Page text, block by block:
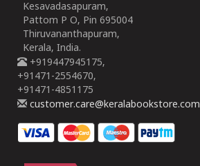
Kesavadasapuram,
Pattom P O, Pin 695004
Thiruvananthapuram,
Kerala, India.
+919447945175,
+91471-2554670,
+91471-4851175
customer.care@keralabookstore.com